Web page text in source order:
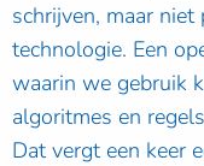
schrijven, maar
technologie. Een
waarin we gebruik
algoritmes en
Dat vergt een keer